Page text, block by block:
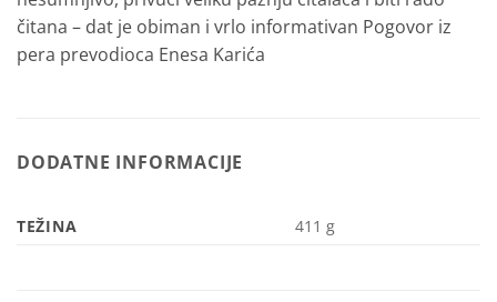
čitana – dat je obiman i vrlo informativan Pogovor iz
pera prevodioca Enesa Karića
DODATNE INFORMACIJE
TEŽINA 411 g